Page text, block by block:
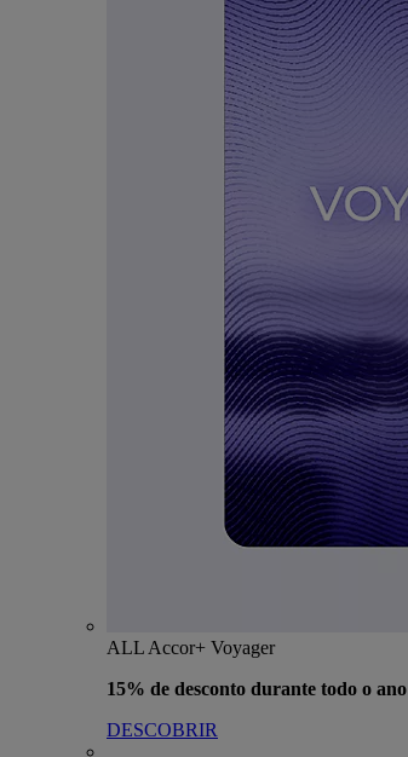
ALL Accor+ Voyager
15% de desconto durante todo o ano
DESCOBRIR